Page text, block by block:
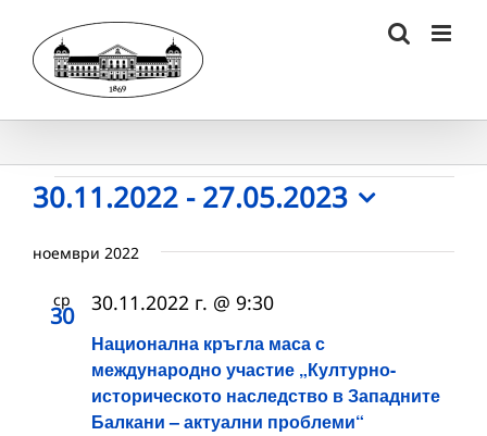
content
Събития
30.11.2022 - 27.05.2023
date.
ноември 2022
ср
30
Национална кръгла маса с
международно участие „Културно-
историческото наследство в Западните
Балкани – актуални проблеми“
30.11.2022 г. @ 9:30